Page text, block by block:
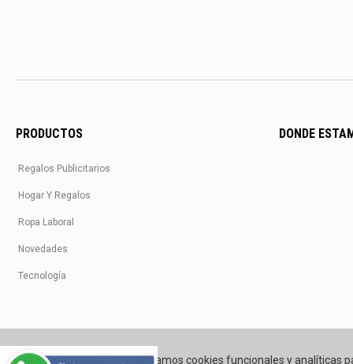
PRODUCTOS
Regalos Publicitarios
Hogar Y Regalos
Ropa Laboral
Novedades
Tecnología
DONDE
Utilizamos cookies funcionales y analíticas